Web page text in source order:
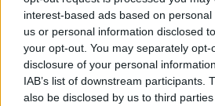
interest-based ads based on
us or personal information disclosed
your opt-out. You may separately
disclosure of your personal
IAB’s list of downstream participants.
also be disclosed by us to third
L’Inter, dunque, attende quello che
colpo di mercato in Serie A. Nel
vari bookmaker, l’addio di Lookman
concreta in questa sessione di
dell’attaccante nigeriano ai nerazzurri
quota 1.30.